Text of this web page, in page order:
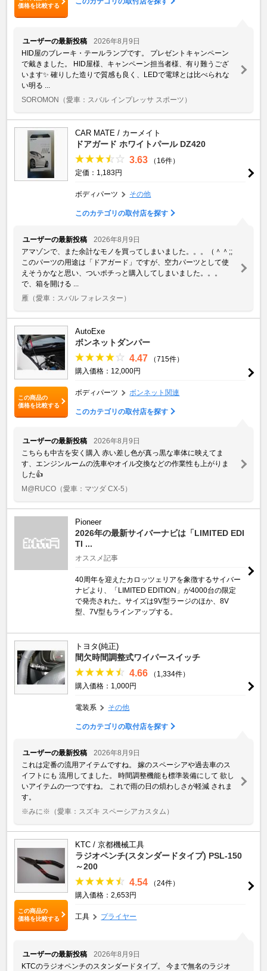
価格を比較する
ユーザーの最新投稿
2026年8月9日
HID屋のブレーキ・テールランプです。 プレゼントキャンペーン
で戴きました。 HID屋様、キャンペーン担当者様、有り難うござ
います✨ 確りした造りで質感も良く、LEDで電球とは比べられな
い明る ...
SOROMON （愛車：スバル インプレッサ スポーツ）
CAR MATE / カーメイト
ドアガード ホワイトパール DZ420
3.63
（16件）
定価：1,183円
ボディパーツ その他
このカテゴリの取付店を探す
ユーザーの最新投稿
2026年8月9日
アマゾンで、また余計なモノを買ってしまいました。。。（＾＾;;
このパーツの用途は「ドアガード」ですが、空力パーツとして使
えそうかなと思い、ついポチっと購入してしまいました。。。
で、箱を開ける ...
雁 （愛車：スバル フォレスター）
この商品の
価格を比較する
AutoExe
ボンネットダンパー
4.47
（715件）
購入価格：12,000円
ボディパーツ ボンネット関連
このカテゴリの取付店を探す
ユーザーの最新投稿
2026年8月9日
こちらも中古を安く購入 赤い差し色が真っ黒な車体に映えてま
す、エンジンルームの洗車やオイル交換などの作業性も上がりま
した👍
M@RUCO （愛車：マツダ CX-5）
Pioneer
2026年の最新サイバーナビは「LIMITED EDI
TI ...
オススメ記事
40周年を迎えたカロッツェリアを象徴するサイバー
ナビより、「LIMITED EDITION」が4000台の限定
で発売された。サイズは9V型ラージのほか、8V
型、7V型もラインアップする。
トヨタ(純正)
間欠時間調整式ワイパースイッチ
4.66
（1,334件）
購入価格：1,000円
電装系 その他
このカテゴリの取付店を探す
ユーザーの最新投稿
2026年8月9日
これは定番の流用アイテムですね。 嫁のスペーシアや過去車のス
イフトにも 流用してました。 時間調整機能も標準装備にして 欲し
いアイテムの一つですね。 これで雨の日の煩わしさが軽減 されま
す。
※みに※ （愛車：スズキ スペーシアカスタム）
この商品の
価格を比較する
KTC / 京都機械工具
ラジオペンチ(スタンダードタイプ) PSL-150
～200
4.54
（24件）
購入価格：2,653円
工具 プライヤー
ユーザーの最新投稿
2026年8月9日
KTCのラジオペンチのスタンダードタイプ。 今まで無名のラジオ